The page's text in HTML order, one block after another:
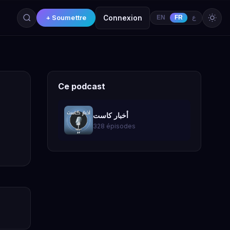
+ Soumettre Connexion EN FR ع
Ce podcast
أخبار كاست
328 épisodes